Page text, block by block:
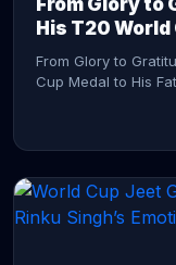
From Glory to
His T20
From Glory to
Cup Medal to His